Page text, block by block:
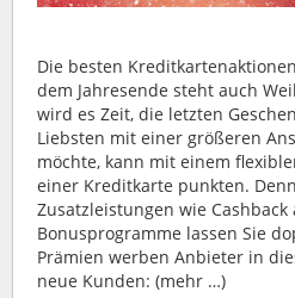
Die besten
dem Jahresende steht auch
wird es Zeit, die letzten
Liebsten mit einer größeren
möchte, kann mit einem
einer Kreditkarte punkten.
Zusatzleistungen wie
Bonusprogramme lassen Sie
Prämien werben Anbieter in
neue Kunden: (mehr …)